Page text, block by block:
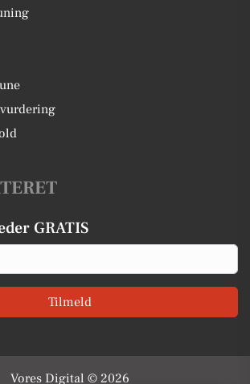
GRATIS
Tilmeld
Vores Digital © 2026